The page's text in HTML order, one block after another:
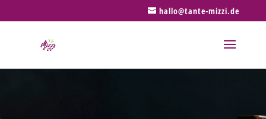
hallo@tante-mizzi.de